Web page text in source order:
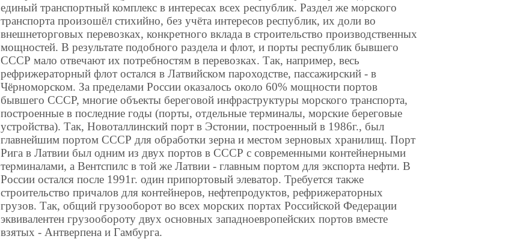
единый транспортный комплекс в интересах всех республик. Раздел же морского
транспорта произошёл стихийно, без учёта интересов республик, их доли во
внешнеторговых перевозках, конкретного вклада в строительство производственных
мощностей. В результате подобного раздела и флот, и порты республик бывшего
СССР мало отвечают их потребностям в перевозках. Так, например, весь
рефрижераторный флот остался в Латвийском пароходстве, пассажирский - в
Чёрноморском. За пределами России оказалось около 60% мощности портов
бывшего СССР, многие объекты береговой инфраструктуры морского транспорта,
построенные в последние годы (порты, отдельные терминалы, морские береговые
устройства). Так, Новоталлинский порт в Эстонии, построенный в 1986г., был
главнейшим портом СССР для обработки зерна и местом зерновых хранилищ. Порт
Рига в Латвии был одним из двух портов в СССР с современными контейнерными
терминалами, а Вентспилс в той же Латвии - главным портом для экспорта нефти. В
России остался после 1991г. один припортовый элеватор. Требуется также
строительство причалов для контейнеров, нефтепродуктов, рефрижераторных
грузов. Так, общий грузооборот во всех морских портах Российской Федерации
эквивалентен грузообороту двух основных западноевропейских портов вместе
взятых - Антверпена и Гамбурга.